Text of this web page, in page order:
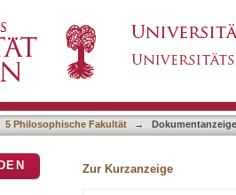
5 Philosophische Fakultät → Dokumentanzeige
Zur Kurzanzeige